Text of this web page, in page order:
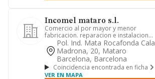
Incomel mataro s.l.
Comercio al por mayor y menor
fabricacion. reparacion e instalacion
de maquinaria industrial.
Pol. Ind. Mata Rocafonda Cala
Madrona, 20, Mataro
Barcelona, Barcelona
Coincidencia encontrada en ficha
VER EN MAPA